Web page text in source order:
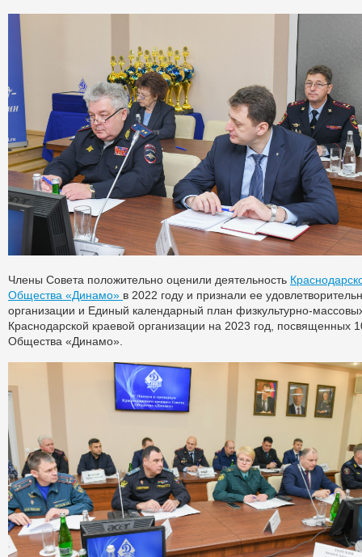
Члены Совета положительно оценили деятельность
Общества «Динамо» в 2022 году и признали ее
организации и Единый календарный план физкультурно-
Краснодарской краевой организации на 2023 год, посвященных
Общества «Динамо».